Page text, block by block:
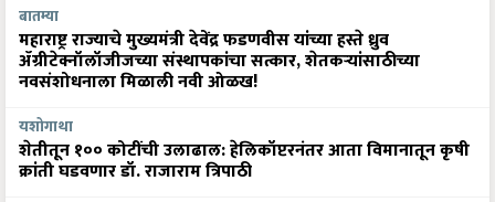
बातम्या
महाराष्ट्र राज्याचे मुख्यमंत्री देवेंद्र फडणवीस यांच्या हस्ते ध्रुव
ॲग्रीटेक्नॉलॉजीजच्या संस्थापकांचा सत्कार, शेतकऱ्यांसाठीच्या
नवसंशोधनाला मिळाली नवी ओळख!
यशोगाथा
शेतीतून १०० कोटींची उलाढाल: हेलिकॉप्टरनंतर आता विमानातून कृषी
क्रांती घडवणार डॉ. राजाराम त्रिपाठी